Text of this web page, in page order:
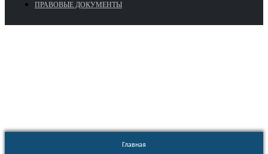
ПРАВОВЫЕ ДОКУМЕНТЫ
Главная